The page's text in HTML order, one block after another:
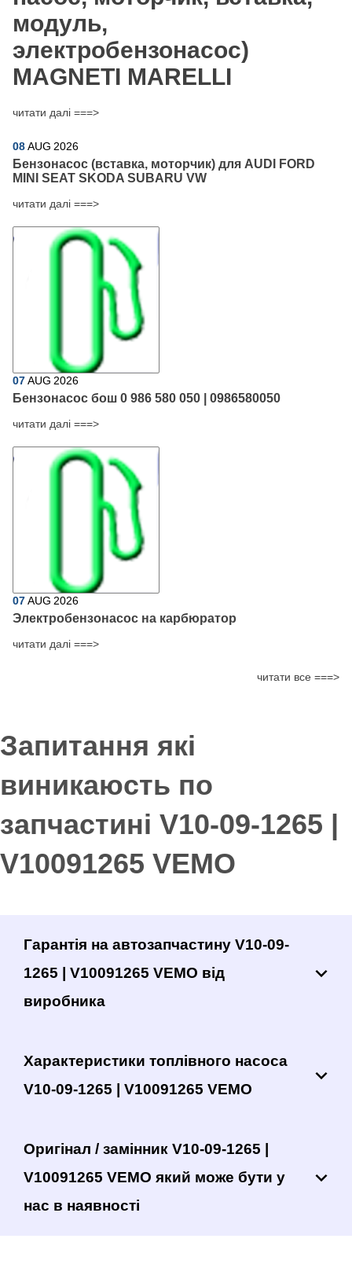
модуль,
электробензонасос)
MAGNETI MARELLI
читати далі ===>
08AUG 2026
Бензонасос (вставка, моторчик) для AUDI FORD
MINI SEAT SKODA SUBARU VW
читати далі ===>
07AUG 2026
Бензонасос бош 0 986 580 050 | 0986580050
читати далі ===>
07AUG 2026
Электробензонасос на карбюратор
читати далі ===>
читати все ===>
Запитання які
виникаюсть по
запчастині V10-09-1265 |
V10091265 VEMO
Гарантія на автозапчастину V10-09-
1265 | V10091265 VEMO від
виробника
Характеристики топлівного насоса
V10-09-1265 | V10091265 VEMO
Оригінал / замінник V10-09-1265 |
V10091265 VEMO який може бути у
нас в наявності